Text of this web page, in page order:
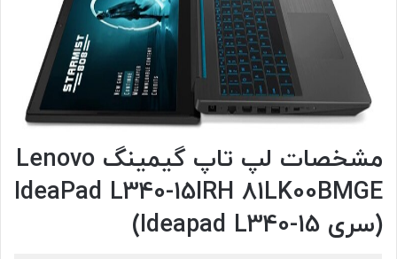
مشخصات لپ تاپ گیمینگ Lenovo
IdeaPad L340-15IRH 81LK00BMGE
(سری Ideapad L340-15)